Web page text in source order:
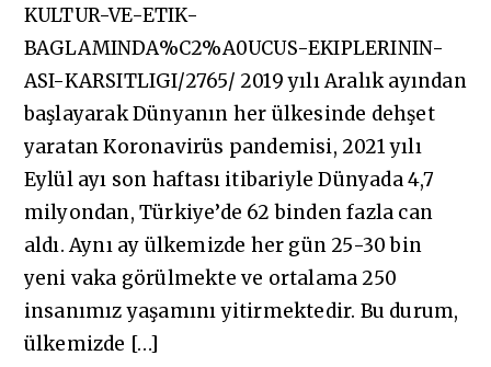
KULTUR-VE-ETIK-
BAGLAMINDA%C2%A0UCUS-EKIPLERININ-
ASI-KARSITLIGI/2765/ 2019 yılı Aralık ayından
başlayarak Dünyanın her ülkesinde dehşet
yaratan Koronavirüs pandemisi, 2021 yılı
Eylül ayı son haftası itibariyle Dünyada 4,7
milyondan, Türkiye’de 62 binden fazla can
aldı. Aynı ay ülkemizde her gün 25-30 bin
yeni vaka görülmekte ve ortalama 250
insanımız yaşamını yitirmektedir. Bu durum,
ülkemizde […]